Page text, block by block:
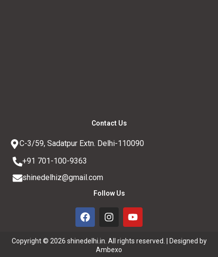
Contact Us
C-3/59, Sadatpur Extn. Delhi-110090
+91 701-100-9363
shinedelhiz@gmail.com
Follow Us
F
a
e
I
n
t
a
Y
o
t
Copyright © 2026 shinedelhi.in. All rights reserved. |
Designed by
Ambexo